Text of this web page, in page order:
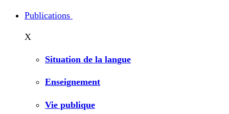
Publications
X
Situation de la langue
Enseignement
Vie publique